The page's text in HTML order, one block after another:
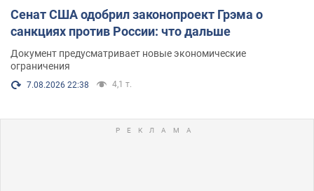
Сенат США одобрил законопроект Грэма о
санкциях против России: что дальше
Документ предусматривает новые экономические
ограничения
7.08.2026 22:38 4,1 т.